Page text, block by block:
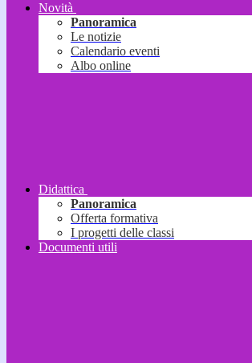
Novità
Panoramica
Le notizie
Calendario eventi
Albo online
Didattica
Panoramica
Offerta formativa
I progetti delle classi
Documenti utili